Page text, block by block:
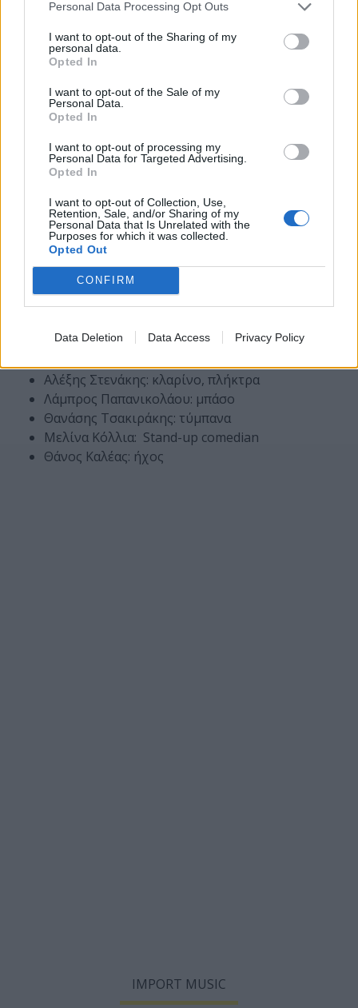
Personal Data Processing Opt Outs
I want to opt-out of the Sharing of my
personal data.
Opted In
I want to opt-out of the Sale of my
Personal Data.
Opted In
I want to opt-out of processing my
Personal Data for Targeted Advertising.
Opted In
I want to opt-out of Collection, Use,
Retention, Sale, and/or Sharing of my
Personal Data that Is Unrelated with the
Purposes for which it was collected.
Opted Out
CONFIRM
Data Deletion Data Access Privacy Policy
Μιχάλης και Παντελής Καλογεράκης
Σταυρός Του Νότου (Plus)
Τετάρτη 22 Οκτωβρίου
10 χρόνια δισκογραφίας σε μια παράσταση που δεν
μοιάζει με τίποτα άλλο
Special Guest: Μάρθα Φριντζήλα
Συμμετέχει η Μελίνα Κόλλια
Ώρα Έναρξης: 21:30
Εισιτήρια:more.com
Αλέξης Στενάκης: κλαρίνο, πλήκτρα
Λάμπρος Παπανικολάου: μπάσο
Θανάσης Τσακιράκης: τύμπανα
Μελίνα Κόλλια: Stand-up comedian
Θάνος Καλέας: ήχος
IMPORT MUSIC